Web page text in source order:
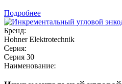
Подробнее
Бренд:
Hohner Elektrotechnik
Серия:
Серия 30
Наименование: